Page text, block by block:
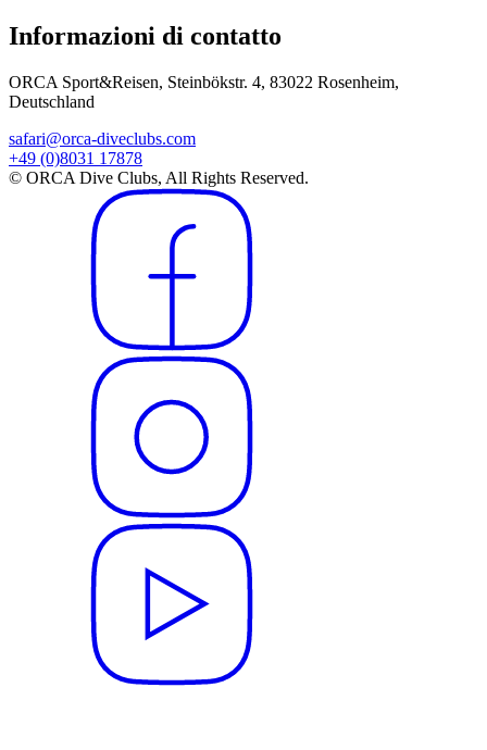
Informazioni di contatto
ORCA Sport&Reisen, Steinbökstr. 4, 83022 Rosenheim,
Deutschland
safari@orca-diveclubs.com
+49 (0)8031 17878
© ORCA Dive Clubs, All Rights Reserved.